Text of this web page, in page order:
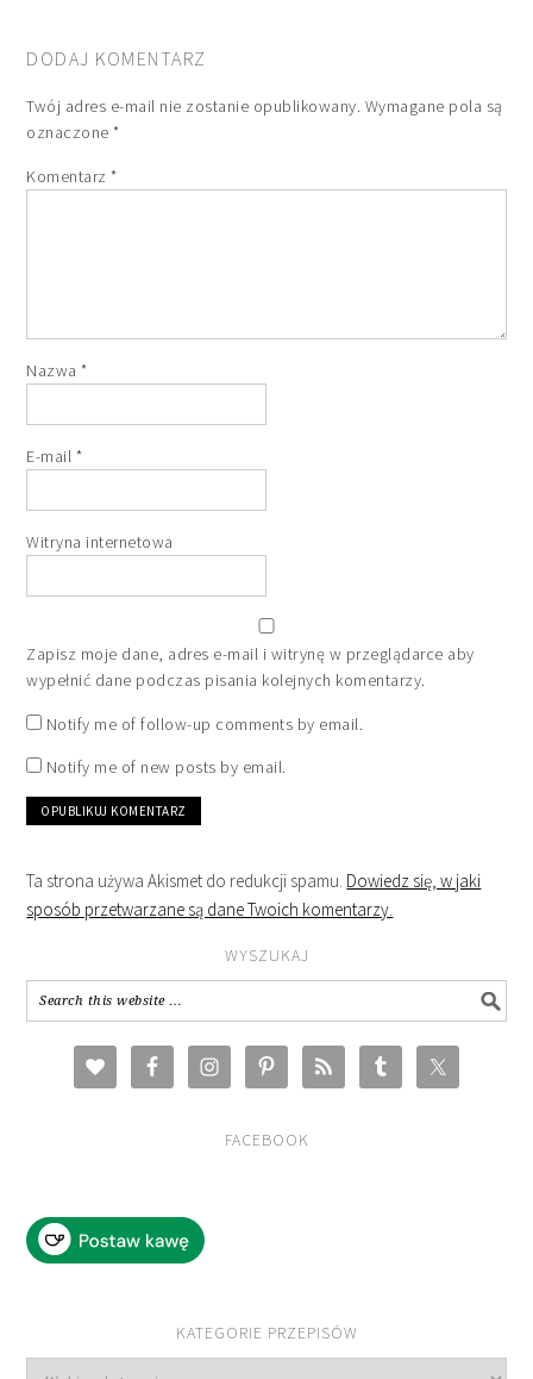
DODAJ KOMENTARZ
Twój adres e-mail nie zostanie opublikowany. Wymagane pola są
oznaczone*
Komentarz*
Nazwa*
E-mail *
Witryna internetowa
Zapisz moje dane, adres e-mail i witrynę w przeglądarce aby
wypełnić dane podczas pisania kolejnych komentarzy.
Notify me of follow-up comments by email.
Notify me of new posts by email.
Ta strona używa Akismet do redukcji spamu. Dowiedz się, w jaki
sposób przetwarzane są dane Twoich komentarzy.
WYSZUKAJ
FACEBOOK
KATEGORIE PRZEPISÓW